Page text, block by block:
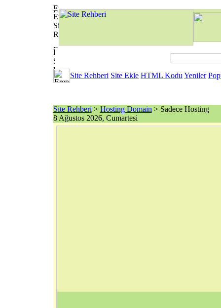
Site Rehberi Site Ekle HTML Kodu Yeniler
Site Rehberi > Hosting Domain > Sadece Hosting
8 Ağustos 2026, Cumartesi